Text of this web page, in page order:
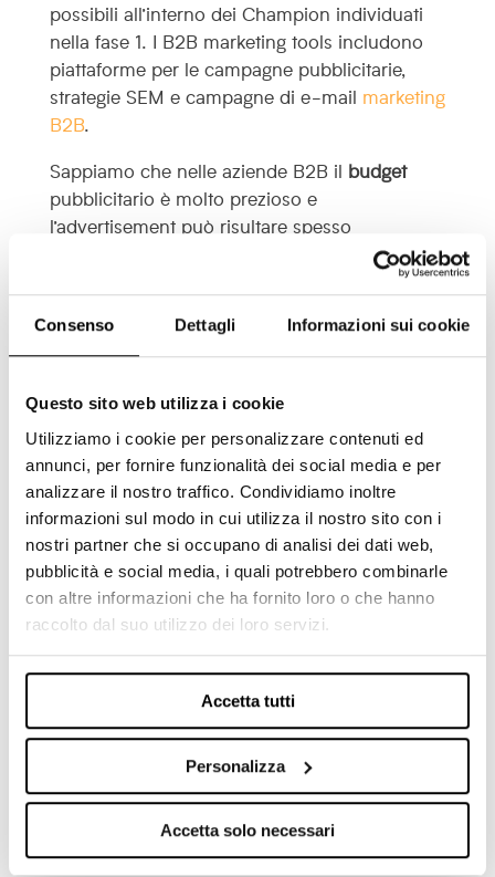
Consenso Dettagli Informazioni sui cookie
Questo sito web utilizza i cookie
Utilizziamo i cookie per personalizzare contenuti ed
annunci, per fornire funzionalità dei social media e per
analizzare il nostro traffico. Condividiamo inoltre
informazioni sul modo in cui utilizza il nostro sito con i
nostri partner che si occupano di analisi dei dati web,
pubblicità e social media, i quali potrebbero combinarle
con altre informazioni che ha fornito loro o che hanno
raccolto dal suo utilizzo dei loro servizi.
Accetta tutti
Personalizza
Accetta solo necessari
possibili all’interno dei Champion individuati
nella fase 1. I B2B marketing tools includono
piattaforme per le campagne pubblicitarie,
strategie SEM e campagne di e-mail marketing
B2B.
Sappiamo che nelle aziende B2B il budget
pubblicitario è molto prezioso e
l’advertisement può risultare spesso
dispersivo. Per questo motivo abbiamo
retargeting mirato esclusivamente alle aziende
più vicine al tuo cliente ideale e ottimizzare
ogni euro di spesa del tuo budget
Fase 3 (terzo mese)
La terza fase è quella in cui valutare i primi
risultati e definire eventuali correzioni da
attuare per l’iterazione successiva. Si
ridefiniscono le risorse, si valutano i KPI ed
eventualmente si rivede la pianificazione dei
Questa ultima fase è anche il momento di
pilota anche al di fuori del team di ABM. In
questo modo si può far conoscere l’ABM in
modo più concreto. Infatti, nelle aziende si
parla molto di questo approccio ma lo si
conosce realmente poco.